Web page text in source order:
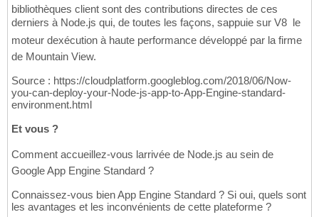
bibliothèques client sont des contributions directes de ces
derniers à Node.js qui, de toutes les façons, sappuie sur V8  le
moteur dexécution à haute performance développé par la firme
de Mountain View.
Source : https://cloudplatform.googleblog.com/2018/06/Now-
you-can-deploy-your-Node-js-app-to-App-Engine-standard-
environment.html
Et vous ?
Comment accueillez-vous larrivée de Node.js au sein de
Google App Engine Standard ?
Connaissez-vous bien App Engine Standard ? Si oui, quels sont
les avantages et les inconvénients de cette plateforme ?